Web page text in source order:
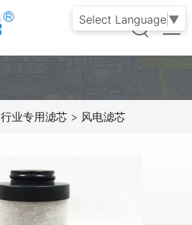
行业专用滤芯 > 风电滤芯
Select Language ▼